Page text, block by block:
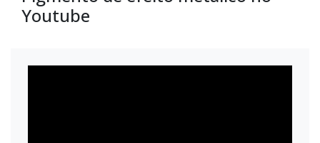
Youtube